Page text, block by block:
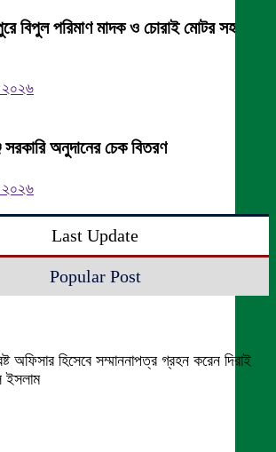
বিপুল পরিমাণ মাদক ও চোরাই মোটর সহ চোর
২০২৬
সরকারি অনুদানের চেক বিতরণ
২০২৬
Last Update
Popular Post
অফিসার হিসেবে সম্মাননাপত্র গ্রহন করেন দিরাই
ইসলাম